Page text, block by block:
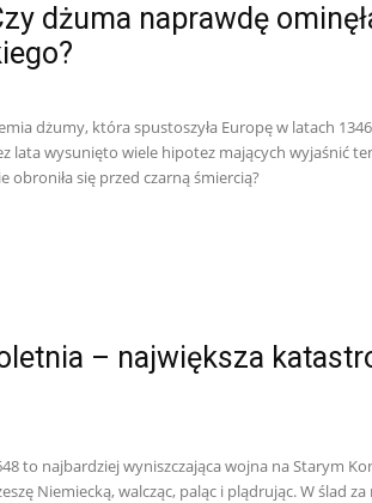
Tytus
dżuma naprawdę
dżumy, która spustoszyła Europę w latach
lata wysunięto wiele hipotez mających wyjaśnić
obroniła się przed czarną śmiercią?
– największa
to najbardziej wyniszczająca wojna na Starym
Niemiecką, walcząc, paląc i plądrując. W ślad